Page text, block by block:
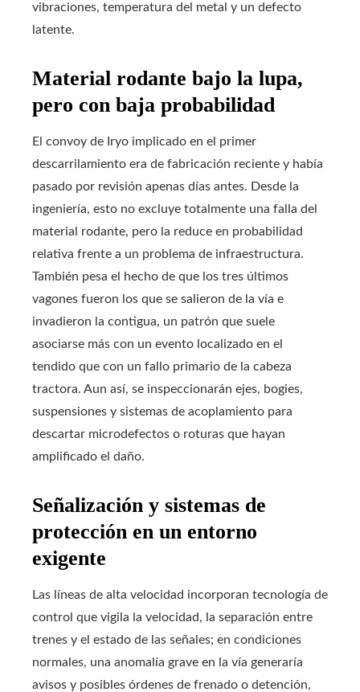
vibraciones, temperatura del metal y un defecto
latente.
Material rodante bajo la lupa,
pero con baja probabilidad
El convoy de Iryo implicado en el primer
descarrilamiento era de fabricación reciente y había
pasado por revisión apenas días antes. Desde la
ingeniería, esto no excluye totalmente una falla del
material rodante, pero la reduce en probabilidad
relativa frente a un problema de infraestructura.
También pesa el hecho de que los tres últimos
vagones fueron los que se salieron de la vía e
invadieron la contigua, un patrón que suele
asociarse más con un evento localizado en el
tendido que con un fallo primario de la cabeza
tractora. Aun así, se inspeccionarán ejes, bogies,
suspensiones y sistemas de acoplamiento para
descartar microdefectos o roturas que hayan
amplificado el daño.
Señalización y sistemas de
protección en un entorno
exigente
Las líneas de alta velocidad incorporan tecnología de
control que vigila la velocidad, la separación entre
trenes y el estado de las señales; en condiciones
normales, una anomalía grave en la vía generaría
avisos y posibles órdenes de frenado o detención,